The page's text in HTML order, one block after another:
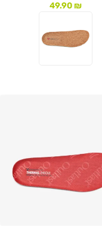
49.90₪